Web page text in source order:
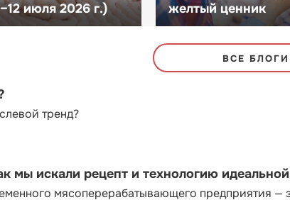
июля 2026 г.)
желтый ценник
ВСЕ БЛОГИ
тренд?
мы искали рецепт и технологию
мясоперерабатывающего предприятия —